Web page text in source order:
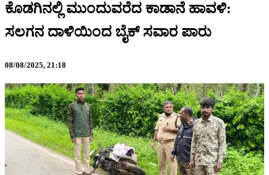
ಕೊಡಗಿನಲ್ಲಿ ಮುಂದುವರೆದ ಕಾಡಾನೆ ಹಾವಳಿ:
ಸಲಗನ ದಾಳಿಯಿಂದ ಬೈಕ್ ಸವಾರ ಪಾರು
08/08/2025, 21:18